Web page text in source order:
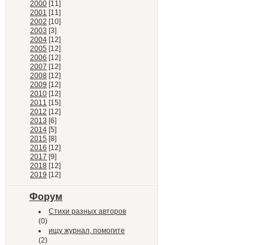
2000 [11]
2001 [11]
2002 [10]
2003 [3]
2004 [12]
2005 [12]
2006 [12]
2007 [12]
2008 [12]
2009 [12]
2010 [12]
2011 [15]
2012 [12]
2013 [6]
2014 [5]
2015 [8]
2016 [12]
2017 [9]
2018 [12]
2019 [12]
Форум
Стихи разных авторов
(0)
ищу журнал, помогите
(2)